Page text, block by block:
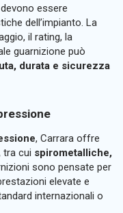
devono essere
dell’impianto. La
il rating, la
guarnizione può
durata e sicurezza
, Carrara offre
tra cui spirometalliche,
sono pensate per
elevate e
internazionali o